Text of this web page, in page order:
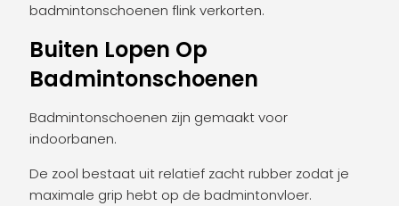
badmintonschoenen flink verkorten.
Buiten Lopen Op
Badmintonschoenen
Badmintonschoenen zijn gemaakt voor
indoorbanen.
De zool bestaat uit relatief zacht rubber zodat je
maximale grip hebt op de badmintonvloer.